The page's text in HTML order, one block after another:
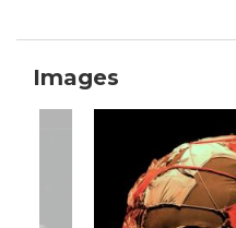
Images